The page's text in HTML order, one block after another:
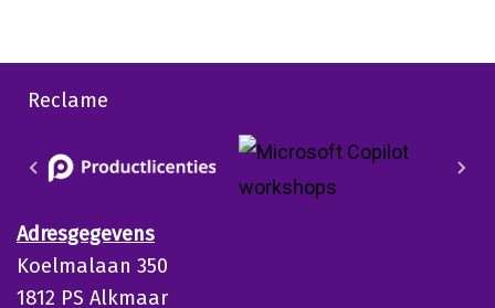
Reclame
Adresgegevens
Koelmalaan 350
1812 PS Alkmaar